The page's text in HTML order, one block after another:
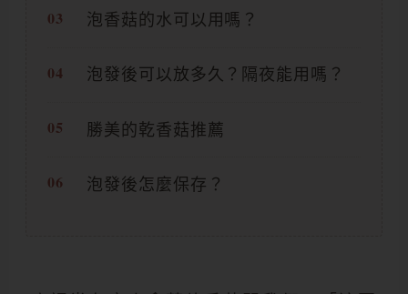
泡香菇的水可以用嗎？
泡發後可以放多久？隔夜能用嗎？
勝美的乾香菇推薦
泡發後怎麼保存？